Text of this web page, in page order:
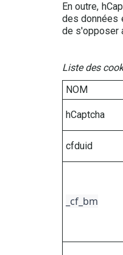
En outre,
des données
de s'opposer
Liste des
NOM
hCaptcha
cfduid
_cf_bm